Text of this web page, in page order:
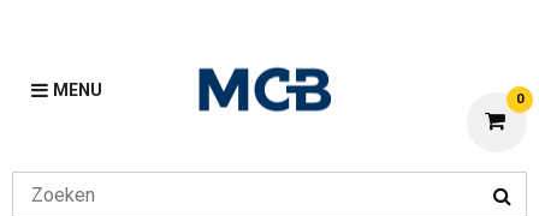
MENU 0